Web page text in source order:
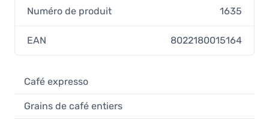
Numéro de produit 1635
EAN 8022180015164
Café expresso
Grains de café entiers